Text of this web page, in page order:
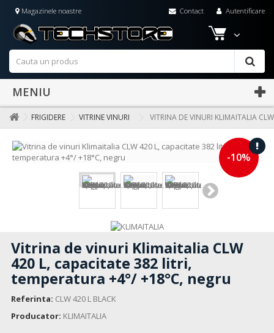
Autentificare
Contact
Magazinele noastre
MENIU
FRIGIDERE VITRINE VINURI VITRINA DE VINURI KLIMAITALIA
-10%
Vitrina de vinuri Klimaitalia CLW
420 L, capacitate 382 litri,
temperatura +4°/ +18°C, negru
Referinta: CLW 420 L BLACK
Producator: KLIMAITALIA